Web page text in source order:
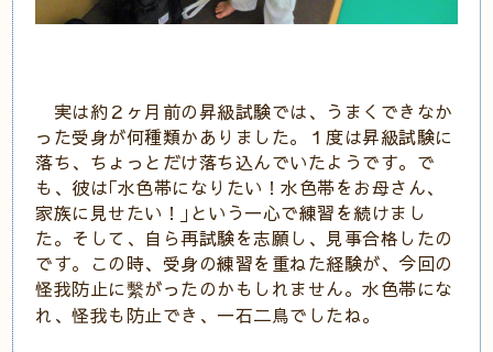
実は約２ヶ月前の昇級試験では、うまくできなか
った受身が何種類かありました。１度は昇級試験に
落ち、ちょっとだけ落ち込んでいたようです。で
も、彼は｢水色帯になりたい！水色帯をお母さん、
家族に見せたい！｣という一心で練習を続けまし
た。そして、自ら再試験を志願し、見事合格したの
です。この時、受身の練習を重ねた経験が、今回の
怪我防止に繫がったのかもしれません。水色帯にな
れ、怪我も防止でき、一石二鳥でしたね。